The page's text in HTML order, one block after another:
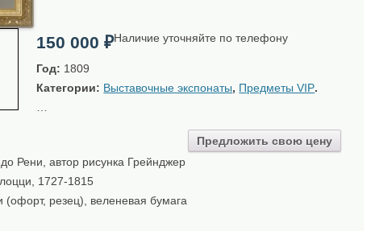
150 000₽
Предложить свою цену
Наличие уточняйте по телефону
Год: 1809
Рени, автор рисунка Грейнджер
1727-1815
(офорт, резец), веленевая бумага
Категории: Выставочные экспонаты, Предметы VIP.